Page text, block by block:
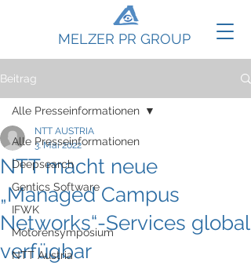
MELZER PR GROUP
Beitrag
Alle Presseinformationen
Deepsearch
Gentics Software
IFWK
Motorensymposium
NTT Austria
Alle Presseinformationen
NTT macht neue
„Managed Campus
Networks“-Services global
verfügbar
NTT AUSTRIA
3. Mai 2022